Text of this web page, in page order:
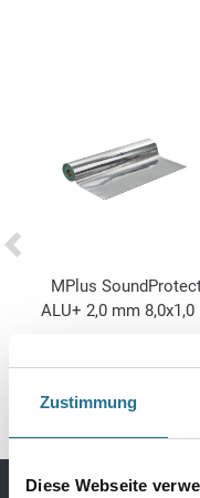
Zustimmung
Diese Webseite
MPlus
ALU+ 2,0 mm 8,0x1,0